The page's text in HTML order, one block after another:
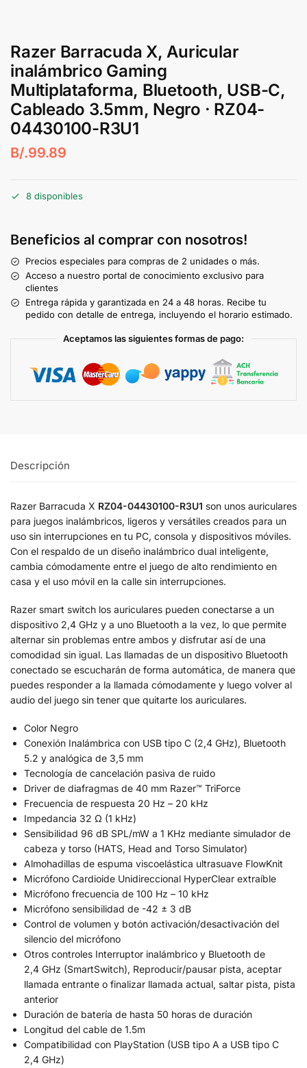
Razer Barracuda X, Auricular
inalámbrico Gaming
Multiplataforma, Bluetooth, USB-C,
Cableado 3.5mm, Negro · RZ04-
04430100-R3U1
B/.99.89
8 disponibles
Beneficios al comprar con nosotros!
Precios especiales para compras de 2 unidades o más.
Acceso a nuestro portal de conocimiento exclusivo para
clientes
Entrega rápida y garantizada en 24 a 48 horas. Recibe tu
pedido con detalle de entrega, incluyendo el horario estimado.
Aceptamos las siguientes formas de pago:
Descripción
Razer Barracuda X RZ04-04430100-R3U1 son unos auriculares
para juegos inalámbricos, ligeros y versátiles creados para un
uso sin interrupciones en tu PC, consola y dispositivos móviles.
Con el respaldo de un diseño inalámbrico dual inteligente,
cambia cómodamente entre el juego de alto rendimiento en
casa y el uso móvil en la calle sin interrupciones.
Razer smart switch los auriculares pueden conectarse a un
dispositivo 2,4 GHz y a uno Bluetooth a la vez, lo que permite
alternar sin problemas entre ambos y disfrutar así de una
comodidad sin igual. Las llamadas de un dispositivo Bluetooth
conectado se escucharán de forma automática, de manera que
puedes responder a la llamada cómodamente y luego volver al
audio del juego sin tener que quitarte los auriculares.
Color Negro
Conexión Inalámbrica con USB tipo C (2,4 GHz), Bluetooth
5.2 y analógica de 3,5 mm
Tecnología de cancelación pasiva de ruido
Driver de diafragmas de 40 mm Razer™ TriForce
Frecuencia de respuesta 20 Hz – 20 kHz
Impedancia 32 Ω (1 kHz)
Sensibilidad 96 dB SPL/mW a 1 KHz mediante simulador de
cabeza y torso (HATS, Head and Torso Simulator)
Almohadillas de espuma viscoelástica ultrasuave FlowKnit
Micrófono Cardioide Unidireccional HyperClear extraíble
Micrófono frecuencia de 100 Hz – 10 kHz
Micrófono sensibilidad de -42 ± 3 dB
Control de volumen y botón activación/desactivación del
silencio del micrófono
Otros controles Interruptor inalámbrico y Bluetooth de
2,4 GHz (SmartSwitch), Reproducir/pausar pista, aceptar
llamada entrante o finalizar llamada actual, saltar pista, pista
anterior
Duración de batería de hasta 50 horas de duración
Longitud del cable de 1.5m
Compatibilidad con PlayStation (USB tipo A a USB tipo C
2,4 GHz)